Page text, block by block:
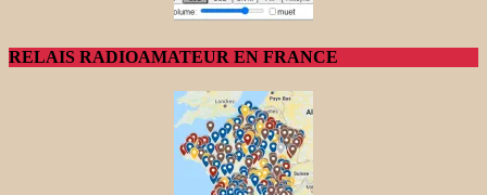
RELAIS RADIOAMATEUR EN FRANCE